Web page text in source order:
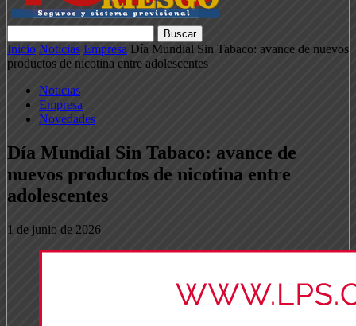
Inicio Noticias Empresa Día Mundial Sin Tabaco: avance de nuevos
productos de nicotina entre adolescentes
Noticias
Empresa
Novedades
Día Mundial Sin Tabaco: avance de
nuevos productos de nicotina entre
adolescentes
1 de junio de 2026